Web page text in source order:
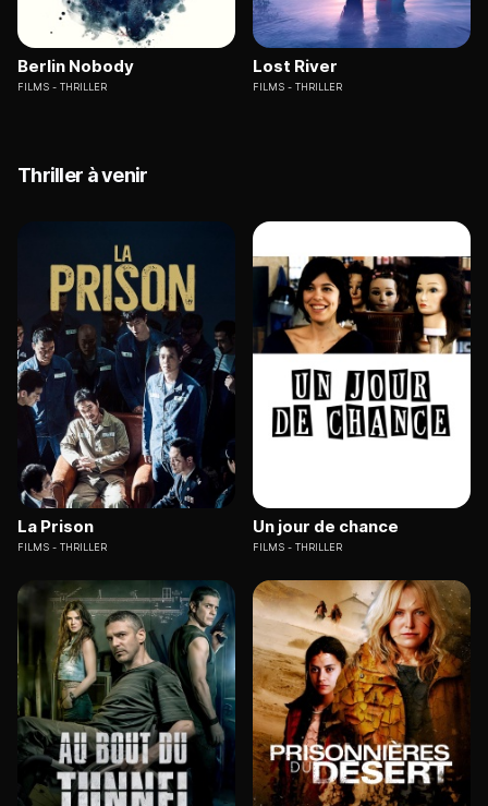
Berlin Nobody
FILMS THRILLER
Lost River
FILMS THRILLER
Thriller à venir
La Prison
FILMS THRILLER
Un jour de chance
FILMS THRILLER